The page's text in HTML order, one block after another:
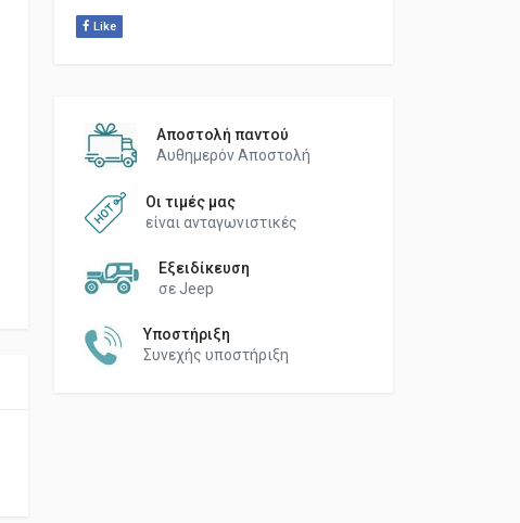
Like
Αποστολή παντού
Αυθημερόν Αποστολή
Οι τιμές μας
είναι ανταγωνιστικές
Εξειδίκευση
σε Jeep
Υποστήριξη
Συνεχής υποστήριξη